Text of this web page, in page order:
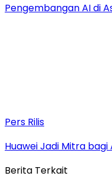
Pengembangan AI di
Pers Rilis
Huawei Jadi Mitra bagi
Berita Terkait